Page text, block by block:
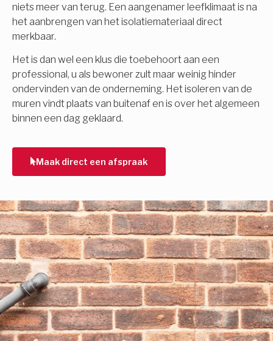
niets meer van terug. Een aangenamer leefklimaat is na
het aanbrengen van het isolatiemateriaal direct
merkbaar.
Het is dan wel een klus die toebehoort aan een
professional, u als bewoner zult maar weinig hinder
ondervinden van de onderneming. Het isoleren van de
muren vindt plaats van buitenaf en is over het algemeen
binnen een dag geklaard.
Maak direct een afspraak